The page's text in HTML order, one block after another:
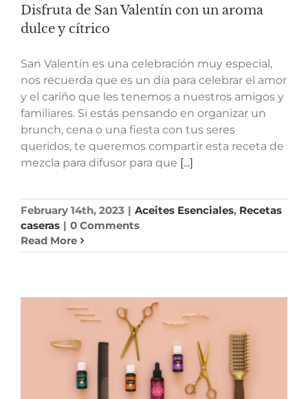
Disfruta de San Valentín con un aroma
dulce y cítrico
San Valentín es una celebración muy especial,
nos recuerda que es un día para celebrar el amor
y el cariño que les tenemos a nuestros amigos y
familiares. Si estás pensando en organizar un
brunch, cena o una fiesta con tus seres
queridos, te queremos compartir esta receta de
mezcla para difusor para que [...]
February 14th, 2023 | Aceites Esenciales, Recetas
caseras | 0 Comments
Read More